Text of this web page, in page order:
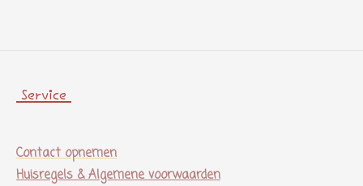
Service
Contact opnemen
Huisregels & Algemene voorwaarden